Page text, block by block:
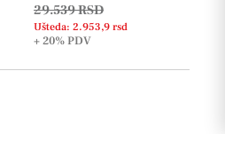
29.539 RSD
Ušteda: 2.953,9 rsd
+ 20%PDV